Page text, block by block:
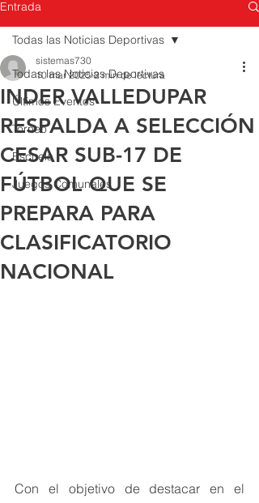
Entrada
Todas las Noticias Deportivas
Últimos Eventos
Torneo
Escuela
Juegos Comunales
Todas las Noticias Deportivas
INDER VALLEDUPAR
RESPALDA A SELECCIÓN
CESAR SUB-17 DE
FÚTBOL QUE SE
PREPARA PARA
CLASIFICATORIO
NACIONAL
sistemas730
10 mar 2025 2 min de lectura
Con el objetivo de destacar en el